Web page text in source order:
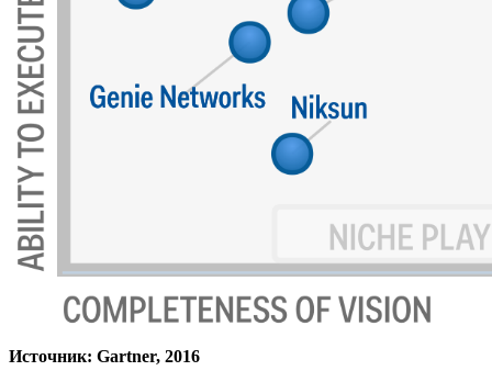
Источник: Gartner, 2016